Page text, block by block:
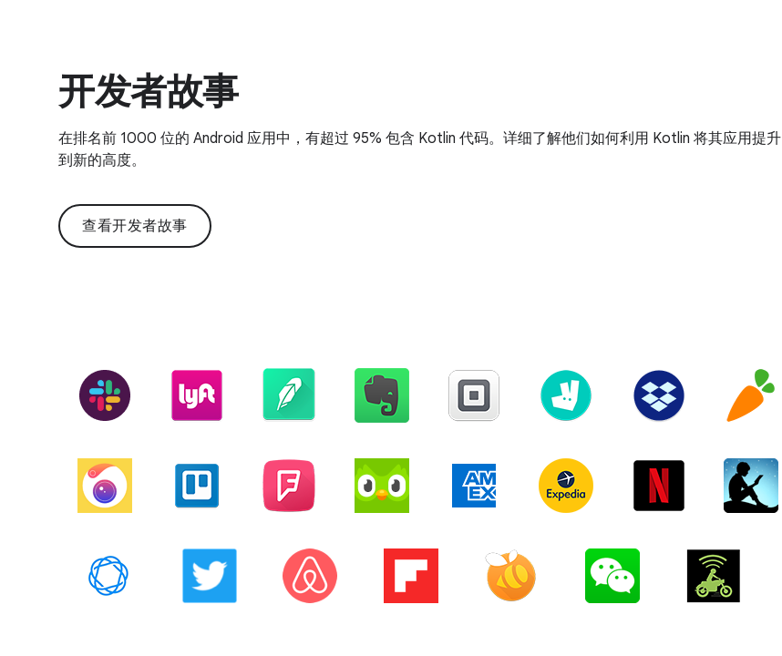
开发者故事
在排名前 1000 位的 Android 应用中，有超过 95% 包含 Kotlin 代码。详细了解他们如何利用 Kotlin 将其应用提升
到新的高度。
查看开发者故事